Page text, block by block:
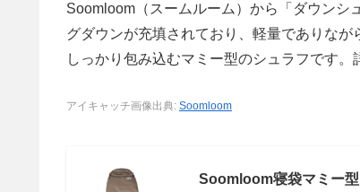
Soomloom（スームルーム）から「ダウンシ
グダウンが充填されており、軽量でありな
しっかり包み込むマミー型のシュラフです。
アイキャッチ画像出典: Soomloom
Soomloom寝袋マミー